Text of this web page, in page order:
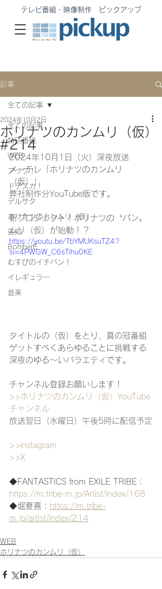
テレビ番組・映像制作 ピックアップ
記事
全ての記事
特別番組
WEB
アップ！
ドデスカ！
デルサタ
ホリナツのカンムリ（仮）
告知
BomberE
むすびのイチバン！
イレギュラー
音楽
全ての記事
ホリナツのカンムリ（仮）
#214
2024年10月2日
2024年10 月1日（火）深夜放送
メ〜テレ「ホリナツのカンムリ
（仮）」
弊社制作分YouTube版です。
新プロジェクト！ホリナツの〝パン〟
ムリ（仮）が始動！？
https://youtu.be/TbYMUKsuTZ4?
si=4PWGW_C6sTihu0KE
タイトルの（仮）をとり、真の冠番組
ゲットすべくあらゆることに挑戦する
深夜のゆる〜いバラエティです。
チャンネル登録お願いします！
>>ホリナツのカンムリ（仮） YouTube
チャンネル
放送翌日（水曜日）午後5時に配信予定
>>instagram
>>X
◆FANTASTICS from EXILE TRIBE：
https://m.tribe-m.jp/Artist/index/168
◆堀夏喜： https://m.tribe-
m.jp/artist/index/214
WEB
ホリナツのカンムリ（仮）